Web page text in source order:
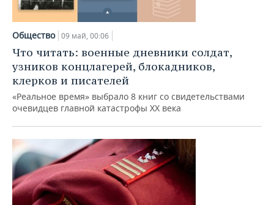
Общество 09 май, 00:06
Что читать: военные дневники солдат,
узников концлагерей, блокадников,
клерков и писателей
«Реальное время» выбрало 8 книг со свидетельствами
очевидцев главной катастрофы XX века